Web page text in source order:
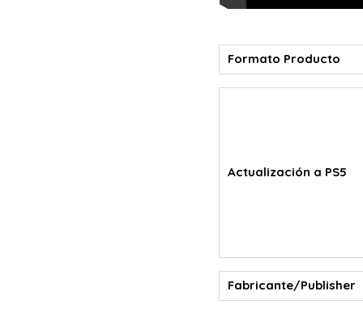
Formato Producto
Actualización a PS5
Fabricante/Publisher